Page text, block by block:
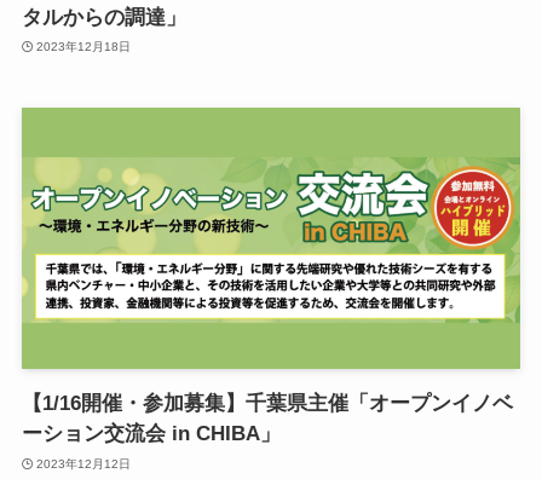
タルからの調達」
2023年12月18日
【1/16開催・参加募集】千葉県主催「オープンイノベ
ーション交流会 in CHIBA」
2023年12月12日